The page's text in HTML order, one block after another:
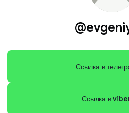
Ссылка в
Ссылка в